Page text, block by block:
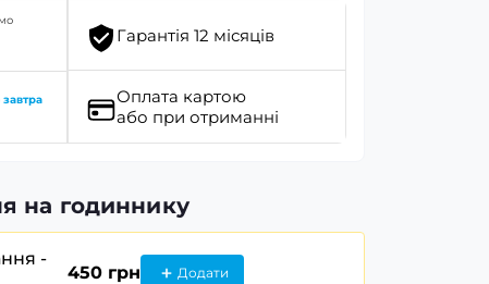
завтра
Гарантія 12 місяців
Оплата картою
або при отриманні
на годиннику
-
450 грн Додати